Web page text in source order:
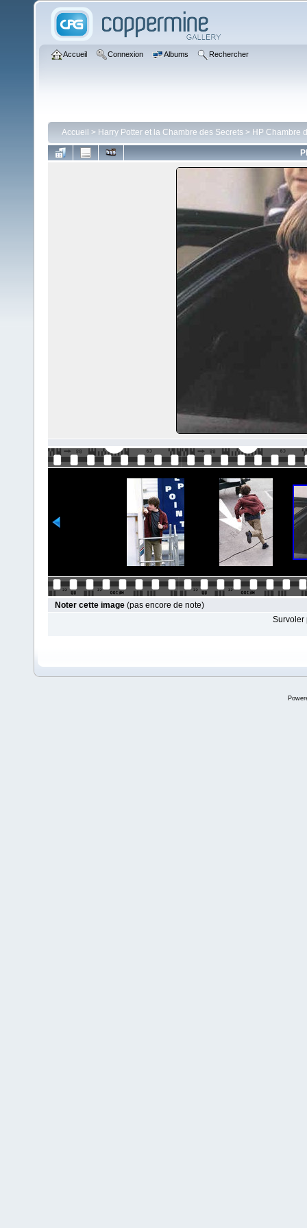
Accueil Connexion Albums Rechercher
Accueil > Harry Potter et la Chambre des Secrets > HP Chambre
Noter cette image (pas encore de note)
Survoler